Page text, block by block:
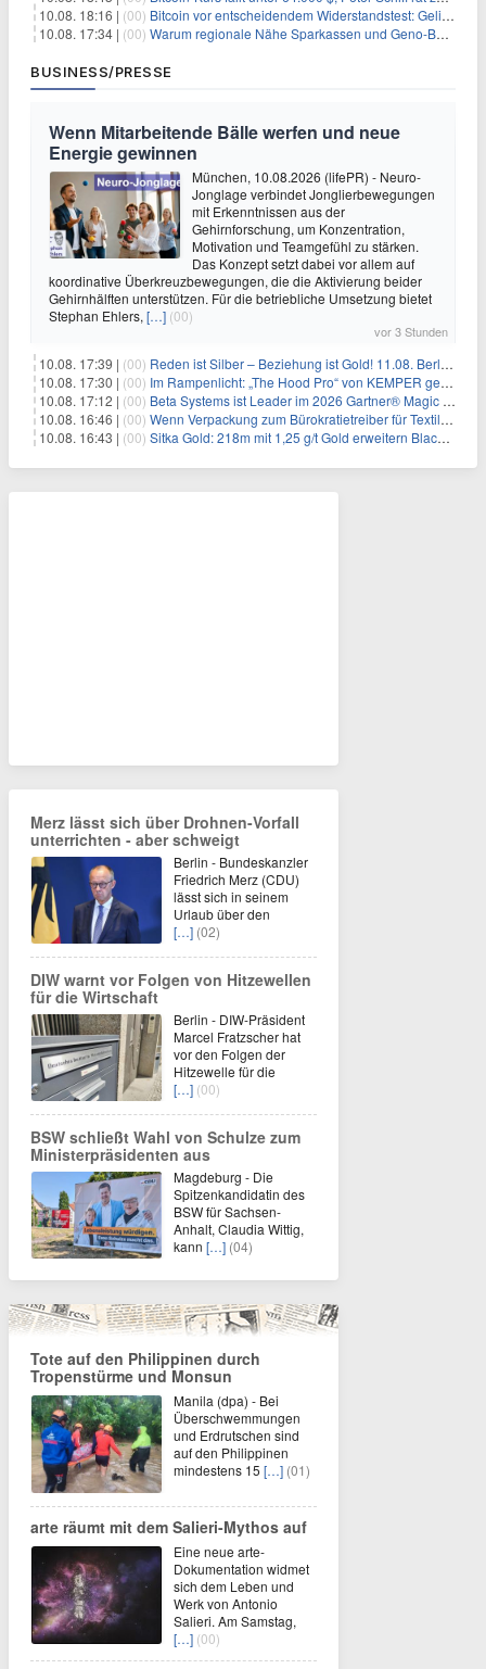
10.08. 18:16 | (00) Bitcoin vor entscheidendem Widerstandstest: Gelingt der Durchbruch?
10.08. 17:34 | (00) Warum regionale Nähe Sparkassen und Geno-Banken verwundbar macht
BUSINESS/PRESSE
Wenn Mitarbeitende Bälle werfen und neue
Energie gewinnen
München, 10.08.2026 (lifePR) - Neuro-
Jonglage verbindet Jonglierbewegungen
mit Erkenntnissen aus der
Gehirnforschung, um Konzentration,
Motivation und Teamgefühl zu stärken.
Das Konzept setzt dabei vor allem auf
koordinative Überkreuzbewegungen, die die Aktivierung beider
Gehirnhälften unterstützen. Für die betriebliche Umsetzung bietet
Stephan Ehlers, […] (00)
vor 3 Stunden
10.08. 17:39 | (00) Reden ist Silber – Beziehung ist Gold! 11.08. Berlin – 18:30 Uhr
10.08. 17:30 | (00) Im Rampenlicht: „The Hood Pro“ von KEMPER gewinnt den Red Dot Design Award 2026
10.08. 17:12 | (00) Beta Systems ist Leader im 2026 Gartner® Magic Quadrant™ für Service Orchestration and Automation Platforms (SOAP)
10.08. 16:46 | (00) Wenn Verpackung zum Bürokratietreiber für Textilunternehmen wird
10.08. 16:43 | (00) Sitka Gold: 218m mit 1,25 g/t Gold erweitern Blackjack massiv
Merz lässt sich über Drohnen-Vorfall
unterrichten - aber schweigt
Berlin - Bundeskanzler
Friedrich Merz (CDU)
lässt sich in seinem
Urlaub über den
[…] (02)
DIW warnt vor Folgen von Hitzewellen
für die Wirtschaft
Berlin - DIW-Präsident
Marcel Fratzscher hat
vor den Folgen der
Hitzewelle für die
[…] (00)
BSW schließt Wahl von Schulze zum
Ministerpräsidenten aus
Magdeburg - Die
Spitzenkandidatin des
BSW für Sachsen-
Anhalt, Claudia Wittig,
kann […] (04)
Tote auf den Philippinen durch
Tropenstürme und Monsun
Manila (dpa) - Bei
Überschwemmungen
und Erdrutschen sind
auf den Philippinen
mindestens 15 […] (01)
arte räumt mit dem Salieri-Mythos auf
Eine neue arte-
Dokumentation widmet
sich dem Leben und
Werk von Antonio
Salieri. Am Samstag,
[…] (00)